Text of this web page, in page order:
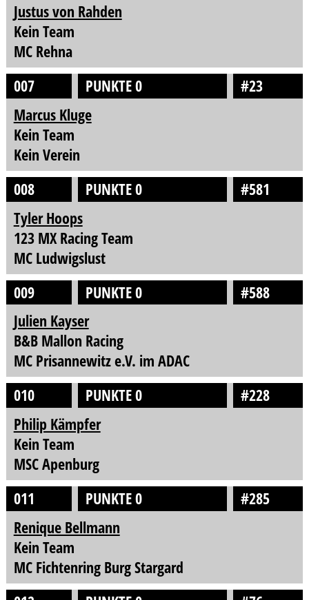
Justus von Rahden
Kein Team
MC Rehna
007
PUNKTE 0
#23
Marcus Kluge
Kein Team
Kein Verein
008
PUNKTE 0
#581
Tyler Hoops
123 MX Racing Team
MC Ludwigslust
009
PUNKTE 0
#588
Julien Kayser
B&B Mallon Racing
MC Prisannewitz e.V. im ADAC
010
PUNKTE 0
#228
Philip Kämpfer
Kein Team
MSC Apenburg
011
PUNKTE 0
#285
Renique Bellmann
Kein Team
MC Fichtenring Burg Stargard